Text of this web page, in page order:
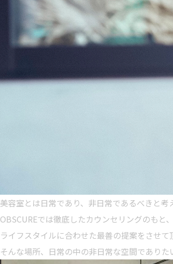
美容室とは日常であり、非日常であるべきと考
OBSCUREでは徹底したカウンセリングのもと
ライフスタイルに合わせた最善の提案をさせ
そんな場所、日常の中の非日常な空間でありた